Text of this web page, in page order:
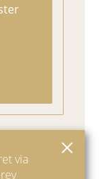
via